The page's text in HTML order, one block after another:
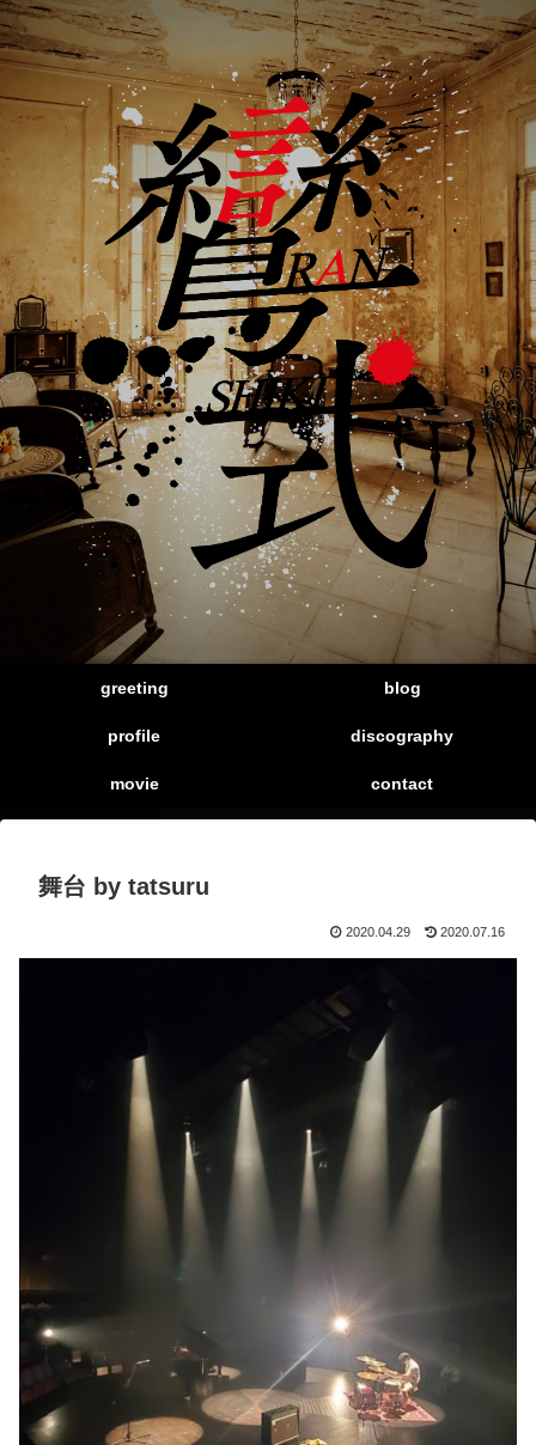
greeting blog
profile discography
movie contact
舞台 by tatsuru
2020.04.29 2020.07.16